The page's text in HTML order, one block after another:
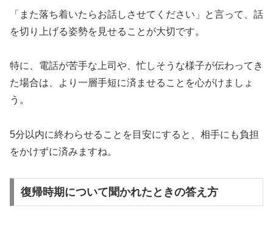
「また落ち着いたらお話しさせてください」と言って、話
を切り上げる姿勢を見せることが大切です。
特に、電話が苦手な上司や、忙しそうな様子が伝わってき
た場合は、より一層手短に済ませることを心がけましょ
う。
5分以内に終わらせることを目安にすると、相手にも負担
をかけずに済みますね。
復帰時期について聞かれたときの答え方